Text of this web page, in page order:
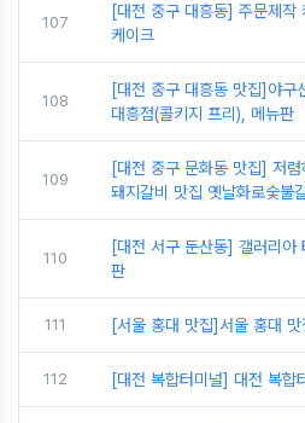
107
[대전 중구 대흥동] 주문제작
케이크
108
[대전 중구 대흥동 맛집]야구
대흥점(콜키지 프리), 메뉴판
109
[대전 중구 문화동 맛집] 저
돼지갈비 맛집 옛날화로숯불
110
[대전 서구 둔산동] 갤러리아
판
111 [서울 홍대 맛집]서울 홍대
112 [대전 복합터미널] 대전 복합